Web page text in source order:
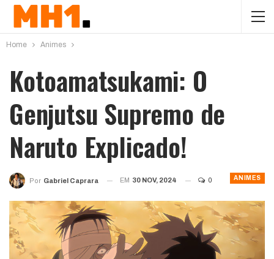
Home Animes
Kotoamatsukami: O
Genjutsu Supremo de
Naruto Explicado!
ANIMES
Por Gabriel Caprara EM 30 NOV, 2024 0